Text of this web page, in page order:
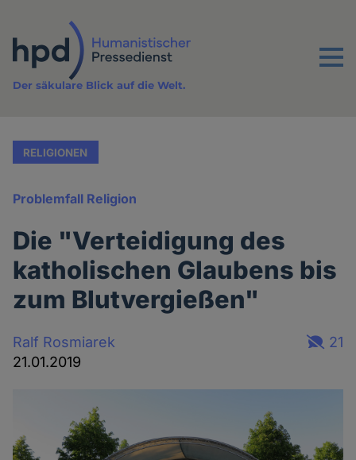
Inhalt
Menu
Der säkulare Blick auf die Welt.
RELIGIONEN
Problemfall Religion
Die "Verteidigung des
katholischen Glaubens bis
zum Blutvergießen"
Ralf Rosmiarek
21.01.2019
21